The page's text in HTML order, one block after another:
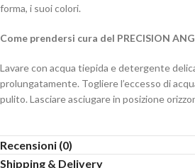
forma, i suoi colori.
Come prendersi cura del PRECISION
Lavare con acqua tiepida e detergente
prolungatamente. Togliere l’eccesso di
pulito. Lasciare asciugare in posizione
Recensioni (0)
Shipping & Delivery